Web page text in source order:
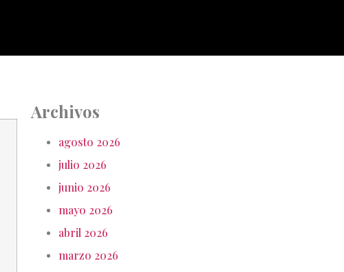
Archivos
agosto 2026
julio 2026
junio 2026
mayo 2026
abril 2026
marzo 2026